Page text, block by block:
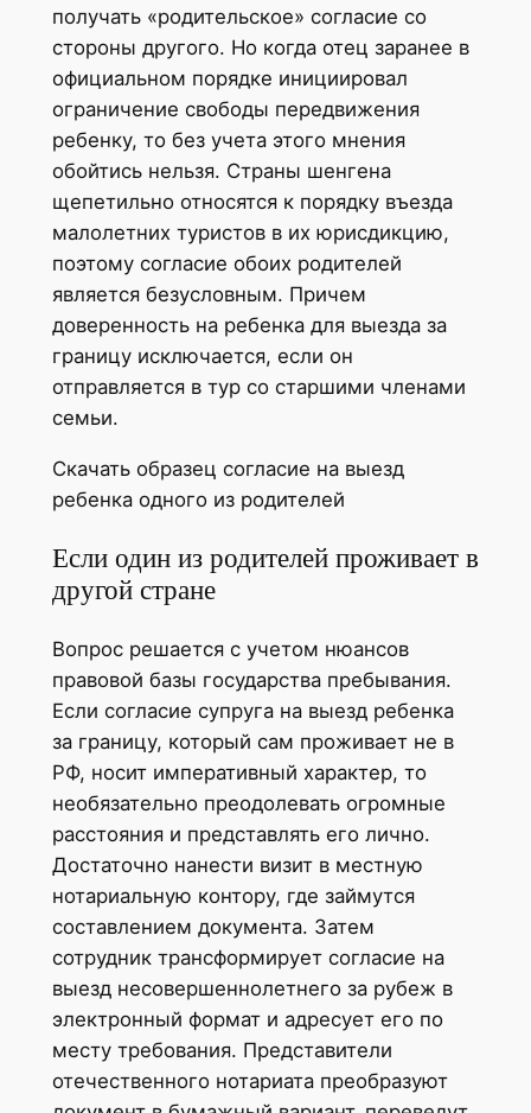
получать «родительское» согласие со
стороны другого. Но когда отец заранее в
официальном порядке инициировал
ограничение свободы передвижения
ребенку, то без учета этого мнения
обойтись нельзя. Страны шенгена
щепетильно относятся к порядку въезда
малолетних туристов в их юрисдикцию,
поэтому согласие обоих родителей
является безусловным. Причем
доверенность на ребенка для выезда за
границу исключается, если он
отправляется в тур со старшими членами
семьи.
Скачать образец согласие на выезд
ребенка одного из родителей
Если один из родителей проживает в
другой стране
Вопрос решается с учетом нюансов
правовой базы государства пребывания.
Если согласие супруга на выезд ребенка
за границу, который сам проживает не в
РФ, носит императивный характер, то
необязательно преодолевать огромные
расстояния и представлять его лично.
Достаточно нанести визит в местную
нотариальную контору, где займутся
составлением документа. Затем
сотрудник трансформирует согласие на
выезд несовершеннолетнего за рубеж в
электронный формат и адресует его по
месту требования. Представители
отечественного нотариата преобразуют